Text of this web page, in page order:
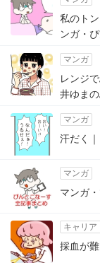
私のト
ンガ・
マンガ
レンジ
井ゆま
マンガ
汗だく
マンガ
マンガ
キャリア
採血が